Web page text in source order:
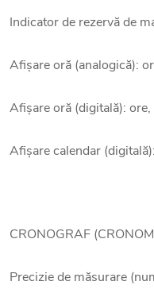
Indicator de rezervă de
Afișare oră (analogică):
Afișare oră (digitală):
Afișare calendar
CRONOGRAF
Precizie de măsurare